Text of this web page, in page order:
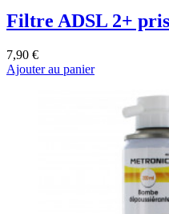
Filtre ADSL 2+
7,90 €
Ajouter au panier